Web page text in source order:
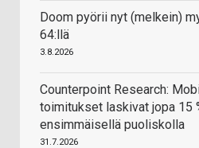
Doom pyörii nyt (melkein)
64:llä
3.8.2026
Counterpoint Research:
toimitukset laskivat jopa 15
ensimmäisellä puoliskolla
31.7.2026